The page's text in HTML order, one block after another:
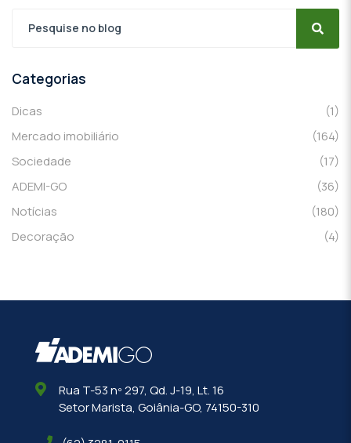
Categorias
Dicas
(1)
Mercado imobiliário
(164)
Sociedade
(17)
ADEMI-GO
(36)
Notícias
(180)
Decoração
(4)
Rua T-53 nº 297, Qd. J-19, Lt. 16
Setor Marista, Goiânia-GO, 74150-310